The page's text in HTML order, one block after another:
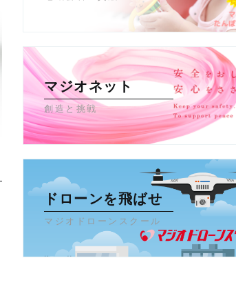
マジオネット
創造と挑戦
ドローンを飛ばせ
マジオドローンスクール